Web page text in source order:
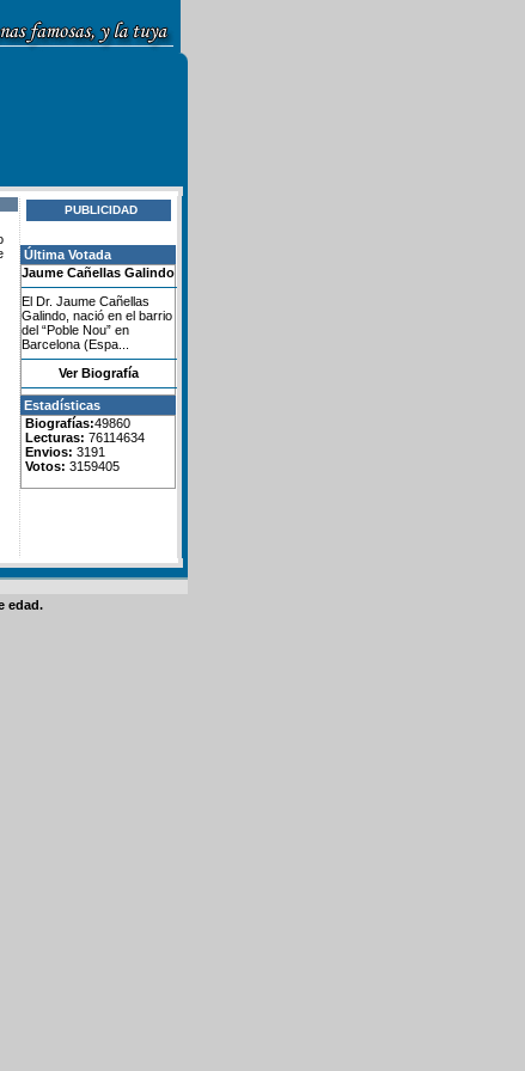
PUBLICIDAD
Última Votada
Jaume Cañellas Galindo
El Dr. Jaume Cañellas
Galindo, nació en el barrio
del “Poble Nou” en
Barcelona (Espa...
Ver Biografía
Estadísticas
Biografías:49860
Lecturas: 76114634
Envios: 3191
Votos: 3159405
edad.